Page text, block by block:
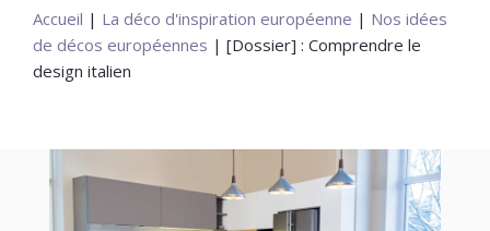
Accueil | La déco d'inspiration européenne | Nos idées
de décos européennes | [Dossier] : Comprendre le
design italien